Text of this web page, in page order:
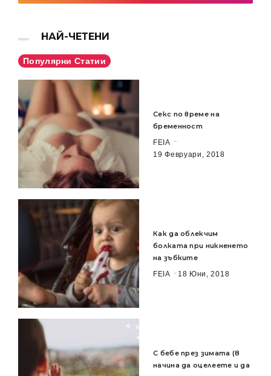
НАЙ-ЧЕТЕНИ
Популярни Статии
Секс по време на
бременност
FEIA
19 Февруари, 2018
Как да облекчим
болката при никненето
на зъбките
FEIA
18 Юни, 2018
С бебе през зимата (8
начина да оцелеете и да